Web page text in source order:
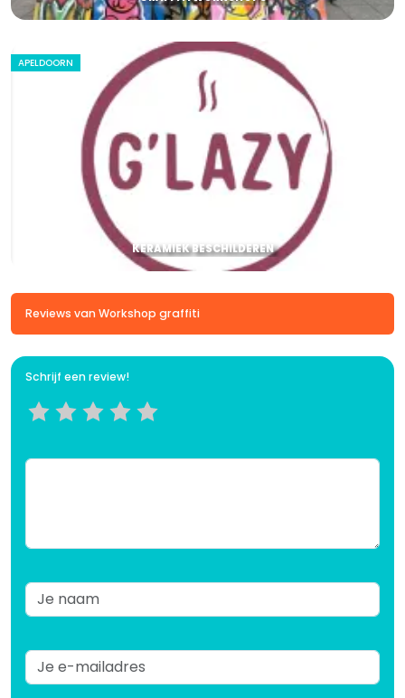
APELDOORN
KERAMIEK BESCHILDEREN
Reviews van Workshop graffiti
Schrijf een review!